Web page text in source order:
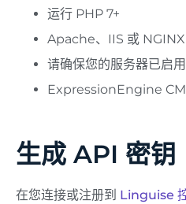
运行 PHP 7+
Apache、IIS 或 NGINX
请确保您的服务器已启
ExpressionEngine
生成 API 密钥
在您连接或注册到 Linguise